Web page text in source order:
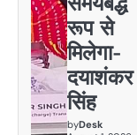
रूप से
मिलेगा-
दयाशंकर
सिंह
byDesk